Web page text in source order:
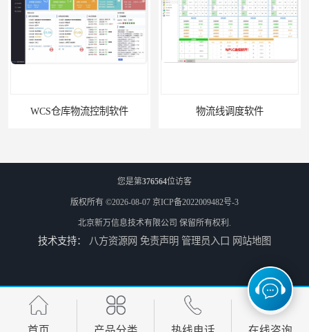
WCS仓库物流控制软件 物流线调度软件
车间电子看板软件 PLC集制软件
您是第376564位访客
版权所有 ©2026-08-07 京ICP备2022009482号-3
北京新万信息技术有限公司 保留所有权利.
技术支持： 八方资源网 免责声明 管理员入口 网站地图